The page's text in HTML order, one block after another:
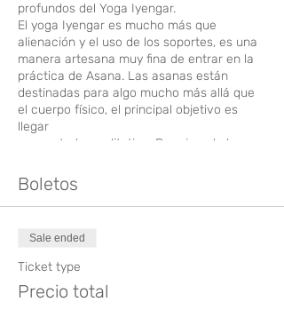
profundos del Yoga Iyengar.
El yoga Iyengar es mucho más que
alienación y el uso de los soportes, es una
manera artesana muy fina de entrar en la
práctica de Asana. Las asanas están
destinadas para algo mucho más allá que
el cuerpo físico, el principal objetivo es
llegar
a un estado meditativo. Por ejemplo la
ese estado, pero solo cuando el
cuerpo se haya engastado en el Asana es
posible ESTAR.
todas las familias de posturas,
empezaremos con las posturas de pie,
luego flexiones
torsiones, extensiones, invertidas y como
Boletos
Sale ended
Ticket type
Precio total